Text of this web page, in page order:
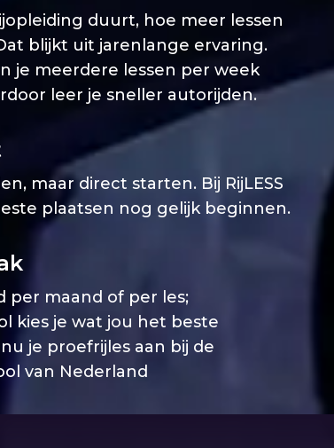
duurt, hoe meer lessen
blijkt uit jarenlange ervaring.
je meerdere lessen per week
leer je sneller autorijden.
maar direct starten. Bij RijLESS
plaatsen nog gelijk beginnen.
per maand of per les;
kies je wat jou het beste
je proefrijles aan bij de
van Nederland